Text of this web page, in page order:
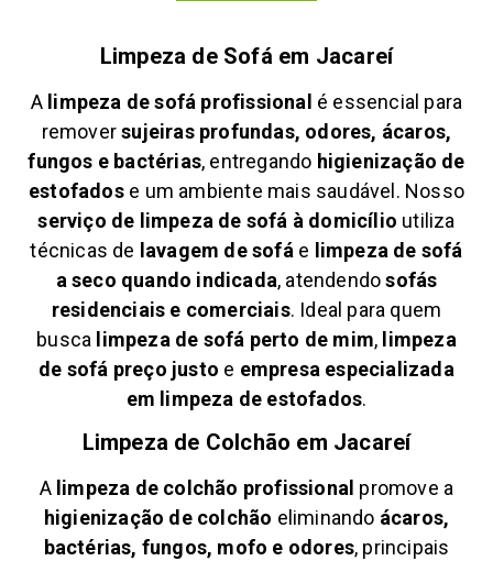
Limpeza de Sofá em Jacareí
A limpeza de sofá profissional é essencial para
removersujeiras profundas, odores, ácaros,
fungos e bactérias, entregando higienização de
estofadose um ambiente mais saudável. Nosso
serviço de limpeza de sofá à domicílio utiliza
técnicas de lavagem de sofá e limpeza de sofá
a seco quando indicada, atendendosofás
residenciais e comerciais. Ideal para quem
busca limpeza de sofá perto de mim, limpeza
de sofá preço justo e empresa especializada
em limpeza de estofados.
Limpeza de Colchão em Jacareí
A limpeza de colchão profissional promove a
higienização de colchão eliminando ácaros,
bactérias, fungos, mofo e odores, principais